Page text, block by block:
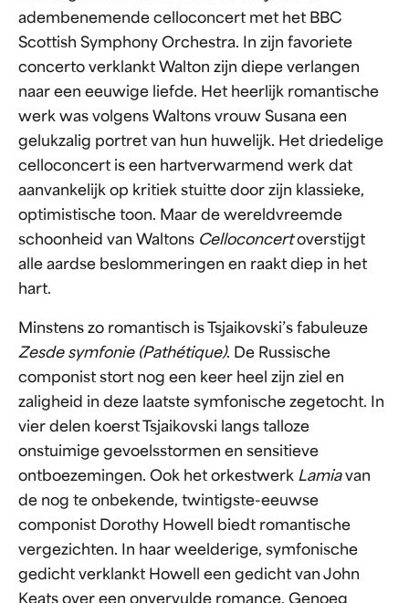
adembenemende celloconcert met het BBC
Scottish Symphony Orchestra. In zijn favoriete
concerto verklankt Walton zijn diepe verlangen
naar een eeuwige liefde. Het heerlijk romantische
werk was volgens Waltons vrouw Susana een
gelukzalig portret van hun huwelijk. Het driedelige
celloconcert is een hartverwarmend werk dat
aanvankelijk op kritiek stuitte door zijn klassieke,
optimistische toon. Maar de wereldvreemde
schoonheid van Waltons Celloconcertoverstijgt
alle aardse beslommeringen en raakt diep in het
hart.
Minstens zo romantisch is Tsjaikovski’s fabuleuze
Zesde symfonie (Pathétique). De Russische
componist stort nog een keer heel zijn ziel en
zaligheid in deze laatste symfonische zegetocht. In
vier delen koerst Tsjaikovski langs talloze
onstuimige gevoelsstormen en sensitieve
ontboezemingen. Ook het orkestwerk Lamiavan
de nog te onbekende, twintigste-eeuwse
componist Dorothy Howell biedt romantische
vergezichten. In haar weelderige, symfonische
gedicht verklankt Howell een gedicht van John